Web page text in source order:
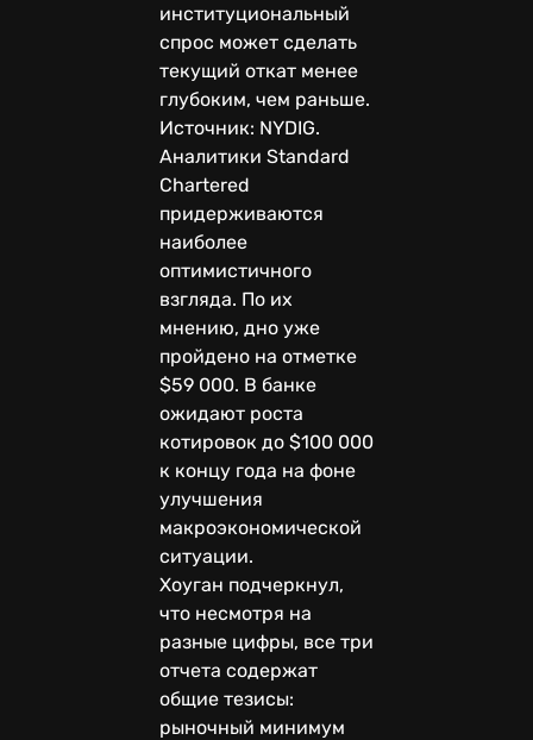
институциональный
спрос может сделать
текущий откат менее
глубоким, чем раньше.
Источник: NYDIG.
Аналитики Standard
Chartered
придерживаются
наиболее
оптимистичного
взгляда. По их
мнению, дно уже
пройдено на отметке
$59 000. В банке
ожидают роста
котировок до $100 000
к концу года на фоне
улучшения
макроэкономической
ситуации.
Хоуган подчеркнул,
что несмотря на
разные цифры, все три
отчета содержат
общие тезисы:
рыночный минимум